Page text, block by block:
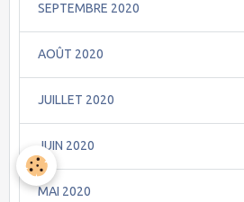
SEPTEMBRE 2020
AOÛT 2020
JUILLET 2020
JUIN 2020
MAI 2020